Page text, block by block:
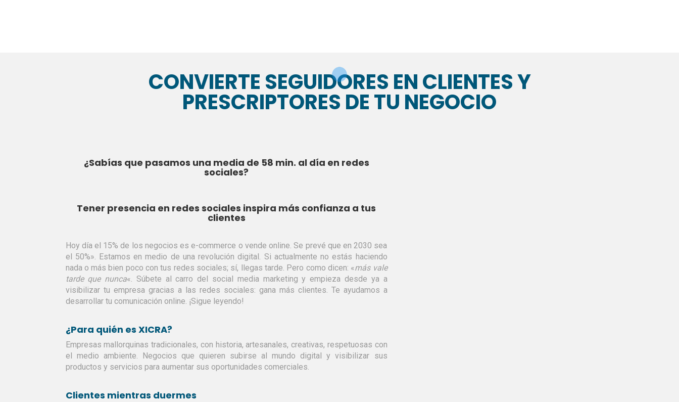
CONVIERTE SEGUIDORES EN CLIENTES Y
PRESCRIPTORES DE TU NEGOCIO
¿Sabías que pasamos una media de 58 min. al día en redes
sociales?
Tener presencia en redes sociales inspira más confianza a tus
clientes
Hoy día el 15% de los negocios es e-commerce o vende online. Se prevé que en 2030 sea
el 50%». Estamos en medio de una revolución digital. Si actualmente no estás haciendo
nada o más bien poco con tus redes sociales; sí, llegas tarde. Pero como dicen: «más vale
tarde que nunca«. Súbete al carro del social media marketing y empieza desde ya a
visibilizar tu empresa gracias a las redes sociales: gana más clientes. Te ayudamos a
desarrollar tu comunicación online. ¡Sigue leyendo!
¿Para quién es XICRA?
Empresas mallorquinas tradicionales, con historia, artesanales, creativas, respetuosas con
el medio ambiente. Negocios que quieren subirse al mundo digital y visibilizar sus
productos y servicios para aumentar sus oportunidades comerciales.
Clientes mientras duermes